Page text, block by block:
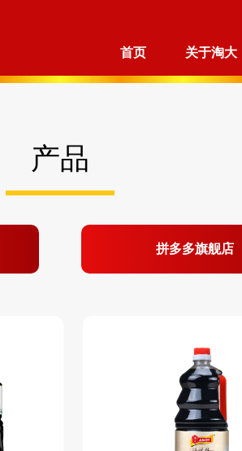
首页 关于淘大
产品
拼多多旗舰店